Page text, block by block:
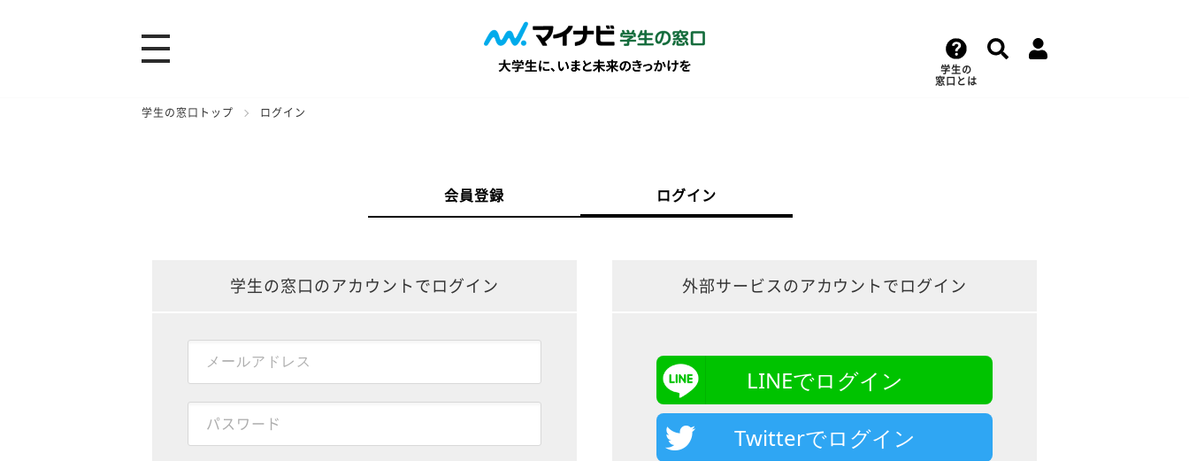
学生の
窓口とは
学生の窓口トップ ログイン
会員登録 ログイン
学生の窓口のアカウントでログイン 外部サービスのアカウントでログイン
LINEでログイン
Twitterでログイン